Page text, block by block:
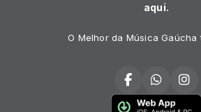
aqui.
O Melhor da Música Gaúcha